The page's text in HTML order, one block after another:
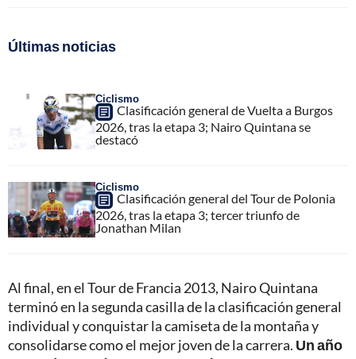
Últimas noticias
Ciclismo
Clasificación general de Vuelta a Burgos
2026, tras la etapa 3; Nairo Quintana se
destacó
Ciclismo
Clasificación general del Tour de Polonia
2026, tras la etapa 3; tercer triunfo de
Jonathan Milan
Al final, en el Tour de Francia 2013, Nairo Quintana
terminó en la segunda casilla de la clasificación general
individual y conquistar la camiseta de la montaña y
consolidarse como el mejor joven de la carrera. Un año